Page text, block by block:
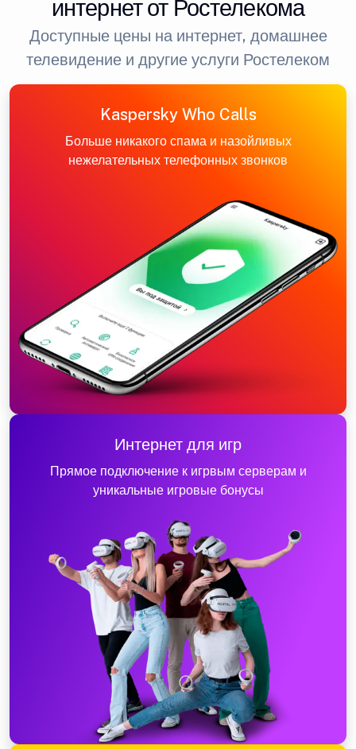
интернет от Ростелекома
Доступные цены на интернет, домашнее
телевидение и другие услуги Ростелеком
Kaspersky Who Calls
Больше никакого спама и назойливых
нежелательных телефонных звонков
Интернет для игр
Прямое подключение к игрвым серверам и
уникальные игровые бонусы